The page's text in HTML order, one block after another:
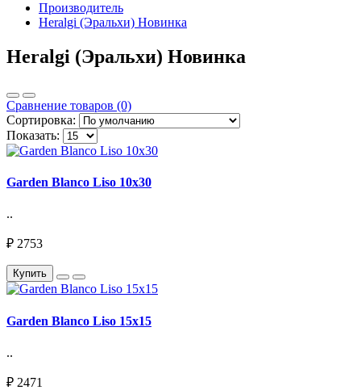
Производитель
Heralgi (Эральхи) Новинка
Heralgi (Эральхи) Новинка
Сравнение товаров (0)
Сортировка:
Показать:
Garden Blanco Liso 10х30
..
₽ 2753
Купить
Garden Blanco Liso 15х15
..
₽ 2471